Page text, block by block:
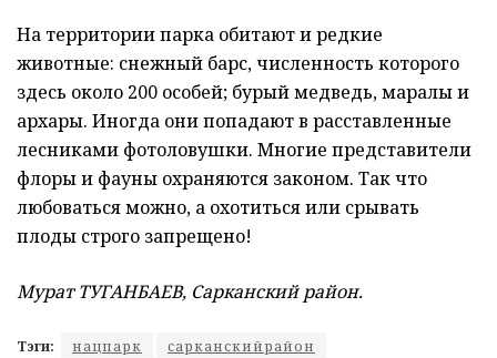
На территории парка обитают и редкие
животные: снежный барс, численность которого
здесь около 200 особей; бурый медведь, маралы и
архары. Иногда они попадают в расставленные
лесниками фотоловушки. Многие представители
флоры и фауны охраняются законом. Так что
любоваться можно, а охотиться или срывать
плоды строго запрещено!
Мурат ТУГАНБАЕВ, Сарканский район.
Тэги: нацпарк сарканскийрайон